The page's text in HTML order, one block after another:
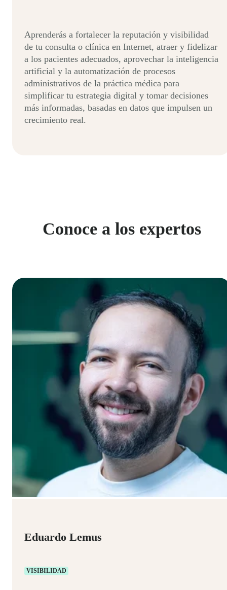
Aprenderás a fortalecer la reputación y visibilidad
de tu consulta o clínica en Internet, atraer y fidelizar
a los pacientes adecuados, aprovechar la inteligencia
artificial y la automatización de procesos
administrativos de la práctica médica para
simplificar tu estrategia digital y tomar decisiones
más informadas, basadas en datos que impulsen un
crecimiento real.
Conoce a los expertos
Eduardo Lemus
VISIBILIDAD